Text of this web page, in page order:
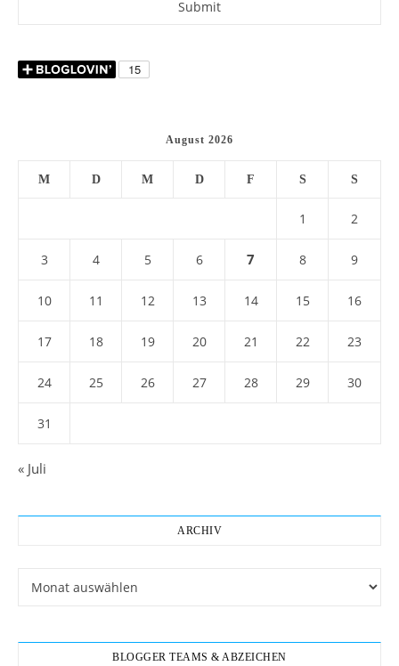
August 2026
M D M D F S S
1 2
3 4 5 6 7 8 9
10 11 12 13 14 15 16
17 18 19 20 21 22 23
24 25 26 27 28 29 30
31
« Juli
ARCHIV
BLOGGER TEAMS & ABZEICHEN